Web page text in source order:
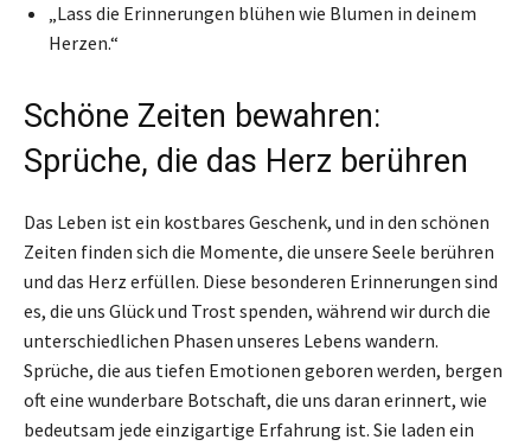
„Lass die Erinnerungen blühen wie Blumen in deinem
Herzen.“
Schöne Zeiten bewahren:
Sprüche, die das Herz berühren
Das Leben ist ein kostbares Geschenk, und in den schönen
Zeiten finden sich die Momente, die unsere Seele berühren
und das Herz erfüllen. Diese besonderen Erinnerungen sind
es, die uns Glück und Trost spenden, während wir durch die
unterschiedlichen Phasen unseres Lebens wandern.
Sprüche, die aus tiefen Emotionen geboren werden, bergen
oft eine wunderbare Botschaft, die uns daran erinnert, wie
bedeutsam jede einzigartige Erfahrung ist. Sie laden ein